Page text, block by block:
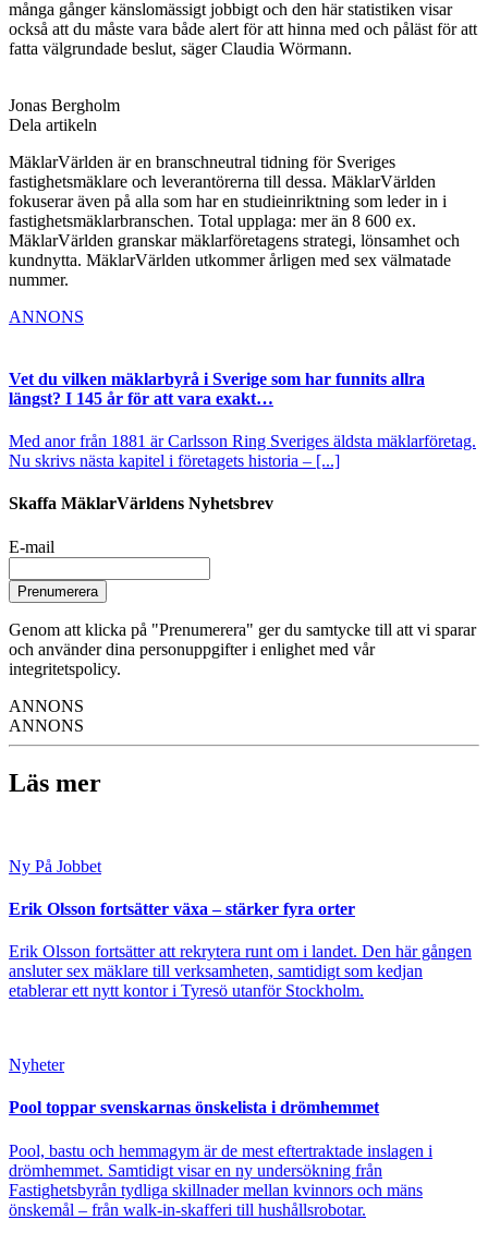
många gånger känslomässigt jobbigt och den här statistiken visar
också att du måste vara både alert för att hinna med och påläst för att
fatta välgrundade beslut, säger Claudia Wörmann.
Jonas Bergholm
Dela artikeln
MäklarVärlden är en branschneutral tidning för Sveriges
fastighetsmäklare och leverantörerna till dessa. MäklarVärlden
fokuserar även på alla som har en studieinriktning som leder in i
fastighetsmäklarbranschen. Total upplaga: mer än 8 600 ex.
MäklarVärlden granskar mäklarföretagens strategi, lönsamhet och
kundnytta. MäklarVärlden utkommer årligen med sex välmatade
nummer.
ANNONS
Vet du vilken mäklarbyrå i Sverige som har funnits allra
längst? I 145 år för att vara exakt…
Med anor från 1881 är Carlsson Ring Sveriges äldsta mäklarföretag.
Nu skrivs nästa kapitel i företagets historia – [...]
Skaffa MäklarVärldens Nyhetsbrev
E-mail
Prenumerera
Genom att klicka på "Prenumerera" ger du samtycke till att vi sparar
och använder dina personuppgifter i enlighet med vår
integritetspolicy.
ANNONS
ANNONS
Läs mer
Ny På Jobbet
Erik Olsson fortsätter växa – stärker fyra orter
Erik Olsson fortsätter att rekrytera runt om i landet. Den här gången
ansluter sex mäklare till verksamheten, samtidigt som kedjan
etablerar ett nytt kontor i Tyresö utanför Stockholm.
Nyheter
Pool toppar svenskarnas önskelista i drömhemmet
Pool, bastu och hemmagym är de mest eftertraktade inslagen i
drömhemmet. Samtidigt visar en ny undersökning från
Fastighetsbyrån tydliga skillnader mellan kvinnors och mäns
önskemål – från walk-in-skafferi till hushållsrobotar.